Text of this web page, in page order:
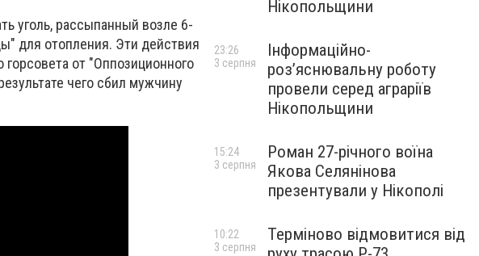
уголь, рассыпанный возле 6-
для отопления. Эти действия
от "Оппозиционного
чего сбил мужчину
Нікопольщини
Інформаційно-
роз’яснювальну роботу
провели серед аграріїв
Нікопольщини
23:26
3 серпня
Роман 27-річного воїна
Якова Селянінова
презентували у Нікополі
15:24
3 серпня
Терміново відмовитися від
10:22
3 серпня